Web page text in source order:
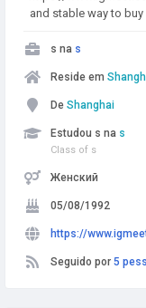
and stable way to buy
s na s
Reside em
De Shanghai
Estudou s na s
Class of s
Женский
05/08/1992
https://
Seguido por 5